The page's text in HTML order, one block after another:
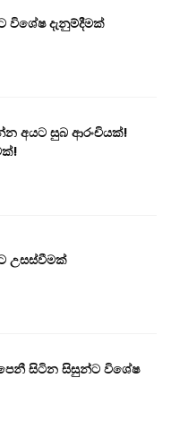
විශේෂ දැනුම්දීමක්
අයට සුබ ආරංචියක්!
උසස්වීමක්
සිටින සිසුන්ට විශේෂ